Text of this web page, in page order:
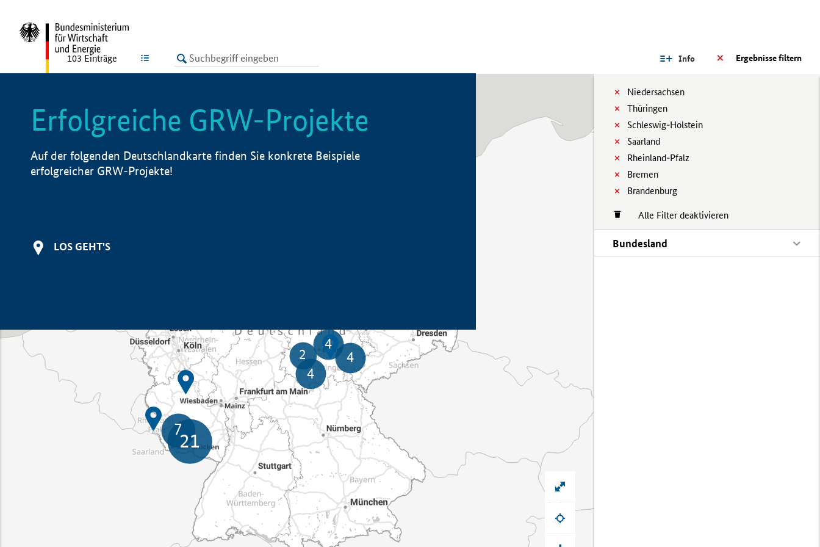
LISTE Ergebnisse filtern
Info
Niedersachsen
Thüringen
Schleswig-Holstein
Saarland
Rheinland-Pfalz
Bremen
Brandenburg
Alle Filter deaktivieren
Bundesland
103 Einträge
Erfolgreiche GRW-Projekte
Auf der folgenden Deutschlandkarte finden Sie konkrete Beispiele
erfolgreicher GRW-Projekte!
LOS GEHT'S